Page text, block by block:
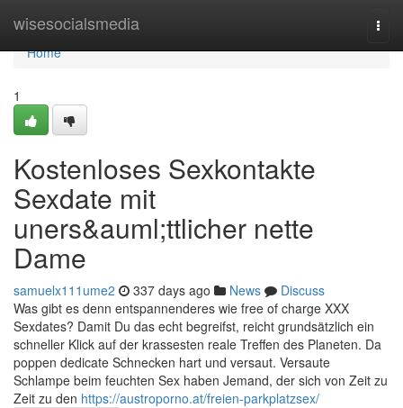
wisesocialsmedia
Home
Home
1
Kostenloses Sexkontakte
Sexdate mit
uners&auml;ttlicher nette
Dame
samuelx111ume2 337 days ago News
Discuss
Was gibt es denn entspannenderes wie free of charge XXX
Sexdates? Damit Du das echt begreifst, reicht grundsätzlich ein
schneller Klick auf der krassesten reale Treffen des Planeten. Da
poppen dedicate Schnecken hart und versaut. Versaute
Schlampe beim feuchten Sex haben Jemand, der sich von Zeit zu
Zeit zu den https://austroporno.at/freien-parkplatzsex/